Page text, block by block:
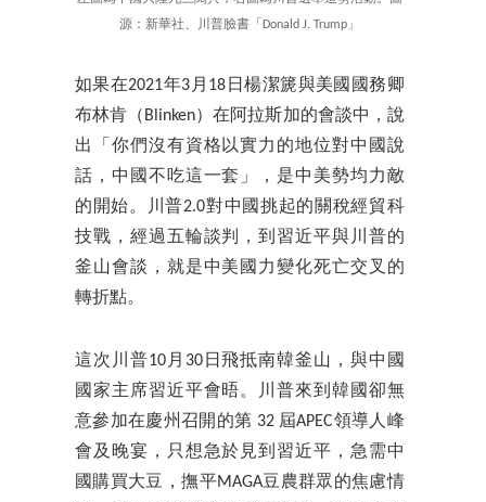
源：新華社、川普臉書「Donald J. Trump」
如果在2021年3月18日楊潔篪與美國國務卿
布林肯（Blinken）在阿拉斯加的會談中，說
出「你們沒有資格以實力的地位對中國說
話，中國不吃這一套」，是中美勢均力敵
的開始。川普2.0對中國挑起的關稅經貿科
技戰，經過五輪談判，到習近平與川普的
釜山會談，就是中美國力變化死亡交叉的
轉折點。
這次川普10月30日飛抵南韓釜山，與中國
國家主席習近平會晤。川普來到韓國卻無
意參加在慶州召開的第 32 屆APEC領導人峰
會及晚宴，只想急於見到習近平，急需中
國購買大豆，撫平MAGA豆農群眾的焦慮情